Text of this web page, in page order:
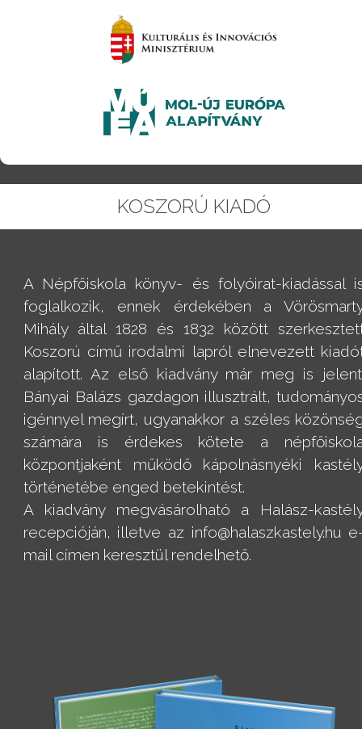
KOSZORÚ KIADÓ
A Népfőiskola könyv- és folyóirat-kiadással
foglalkozik, ennek érdekében a
Mihály által 1828 és 1832 között
Koszorú című irodalmi lapról elnevezett
alapított. Az első kiadvány már meg is
Bányai Balázs gazdagon illusztrált,
igénnyel megírt, ugyanakkor a széles
számára is érdekes kötete a
központjaként működő kápolnásnyéki
történetébe enged betekintést.
A kiadvány megvásárolható a Halász-
recepcióján, illetve az info@halaszkastely.hu
mail címen keresztül rendelhető.